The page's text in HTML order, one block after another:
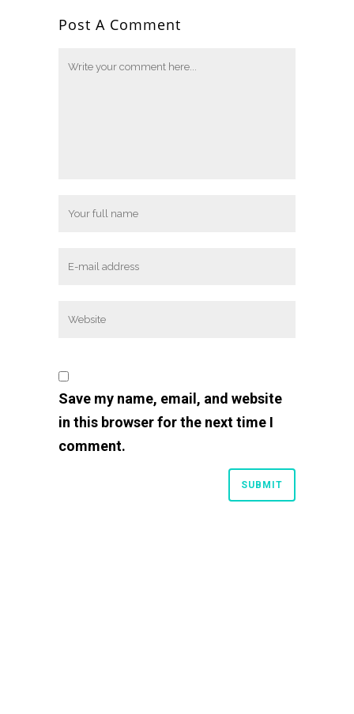
Post A Comment
Save my name, email, and website
in this browser for the next time I
comment.